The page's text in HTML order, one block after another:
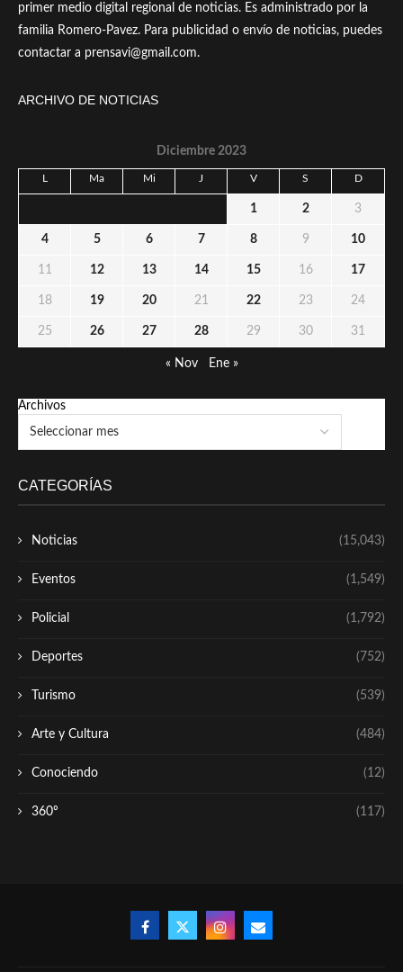
primer medio digital regional de noticias. Es administrado por la
familia Romero-Pavez. Para publicidad o envío de noticias, puedes
contactar a prensavi@gmail.com.
ARCHIVO DE NOTICIAS
Diciembre 2023
L Ma Mi J V S D
1 2 3
4 5 6 7 8 9 10
11 12 13 14 15 16 17
18 19 20 21 22 23 24
25 26 27 28 29 30 31
« Nov Ene »
Archivos
CATEGORÍAS
Noticias (15,043)
Eventos (1,549)
Policial (1,792)
Deportes (752)
Turismo (539)
Arte y Cultura (484)
Conociendo (12)
360º (117)